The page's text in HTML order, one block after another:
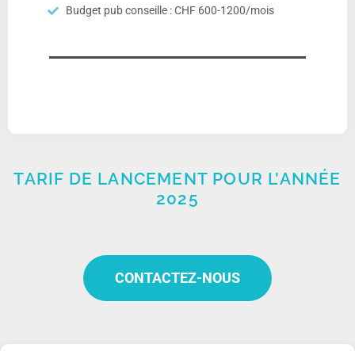
Budget pub conseille : CHF 600-1200/mois
TARIF DE LANCEMENT POUR L’ANNÉE
2025
CONTACTEZ-NOUS